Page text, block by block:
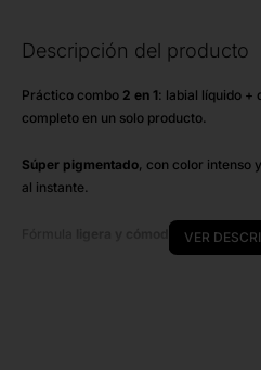
Descripción del producto
Práctico combo 2 en 1: labial líquido +
completo en un solo producto.
Súper pigmentado, con color intenso
al instante.
, no se
VER